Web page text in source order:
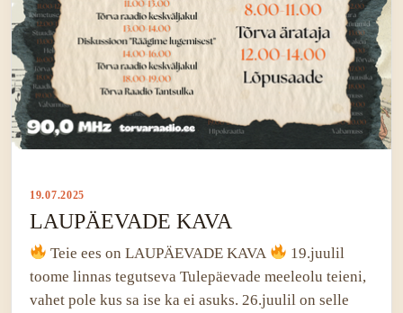
19.07.2025
LAUPÄEVADE KAVA
Teie ees on LAUPÄEVADE KAVA
19.juulil
toome linnas tegutseva Tulepäevade meeleolu teieni,
vahet pole kus sa ise ka ei asuks. 26.juulil on selle